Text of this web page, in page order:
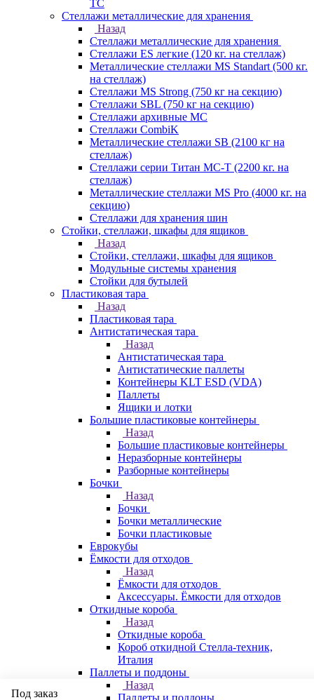
TC
Стеллажи металлические для хранения
Назад
Стеллажи металлические для хранения
Стеллажи ES легкие (120 кг. на стеллаж)
Металлические стеллажи MS Standart (500 кг.
на стеллаж)
Стеллажи MS Strong (750 кг на секцию)
Стеллажи SBL (750 кг на секцию)
Стеллажи архивные МС
Стеллажи CombiK
Металлические стеллажи SB (2100 кг на
стеллаж)
Стеллажи серии Титан МС-Т (2200 кг. на
стеллаж)
Металлические стеллажи MS Pro (4000 кг. на
секцию)
Стеллажи для хранения шин
Стойки, стеллажи, шкафы для ящиков
Назад
Стойки, стеллажи, шкафы для ящиков
Модульные системы хранения
Стойки для бутылей
Пластиковая тара
Назад
Пластиковая тара
Антистатическая тара
Назад
Антистатическая тара
Антистатические паллеты
Контейнеры KLT ESD (VDA)
Паллеты
Ящики и лотки
Большие пластиковые контейнеры
Назад
Большие пластиковые контейнеры
Неразборные контейнеры
Разборные контейнеры
Бочки
Назад
Бочки
Бочки металлические
Бочки пластиковые
Еврокубы
Ёмкости для отходов
Назад
Ёмкости для отходов
Аксессуары. Ёмкости для отходов
Откидные короба
Назад
Откидные короба
Короб откидной Стелла-техник,
Италия
Паллеты и поддоны
Назад
Паллеты и поддоны
Под заказ